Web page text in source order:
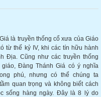
là truyền thống cổ xưa của Giáo
từ thế kỷ IV, khi các tín hữu hành
Địa. Cũng như các truyền thống
giáo, Đàng Thánh Giá có ý nghĩa
phú, nhưng có thể chúng ta
quan trọng và không biết cách
sống hàng ngày. Đây là 8 lý do